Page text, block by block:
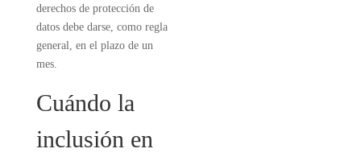
derechos de protección de
datos debe darse, como regla
general, en el plazo de un
mes.
Cuándo la
inclusión en